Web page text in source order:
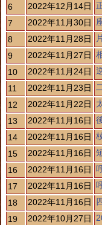
6
2022年12月14日
7
2022年11月30日
8
2022年11月28日
9
2022年11月27日
10
2022年11月24日
11
2022年11月23日
12
2022年11月22日
13
2022年11月16日
14
2022年11月16日
15
2022年11月16日
16
2022年11月16日
17
2022年11月16日
18
2022年11月16日
19
2022年10月27日